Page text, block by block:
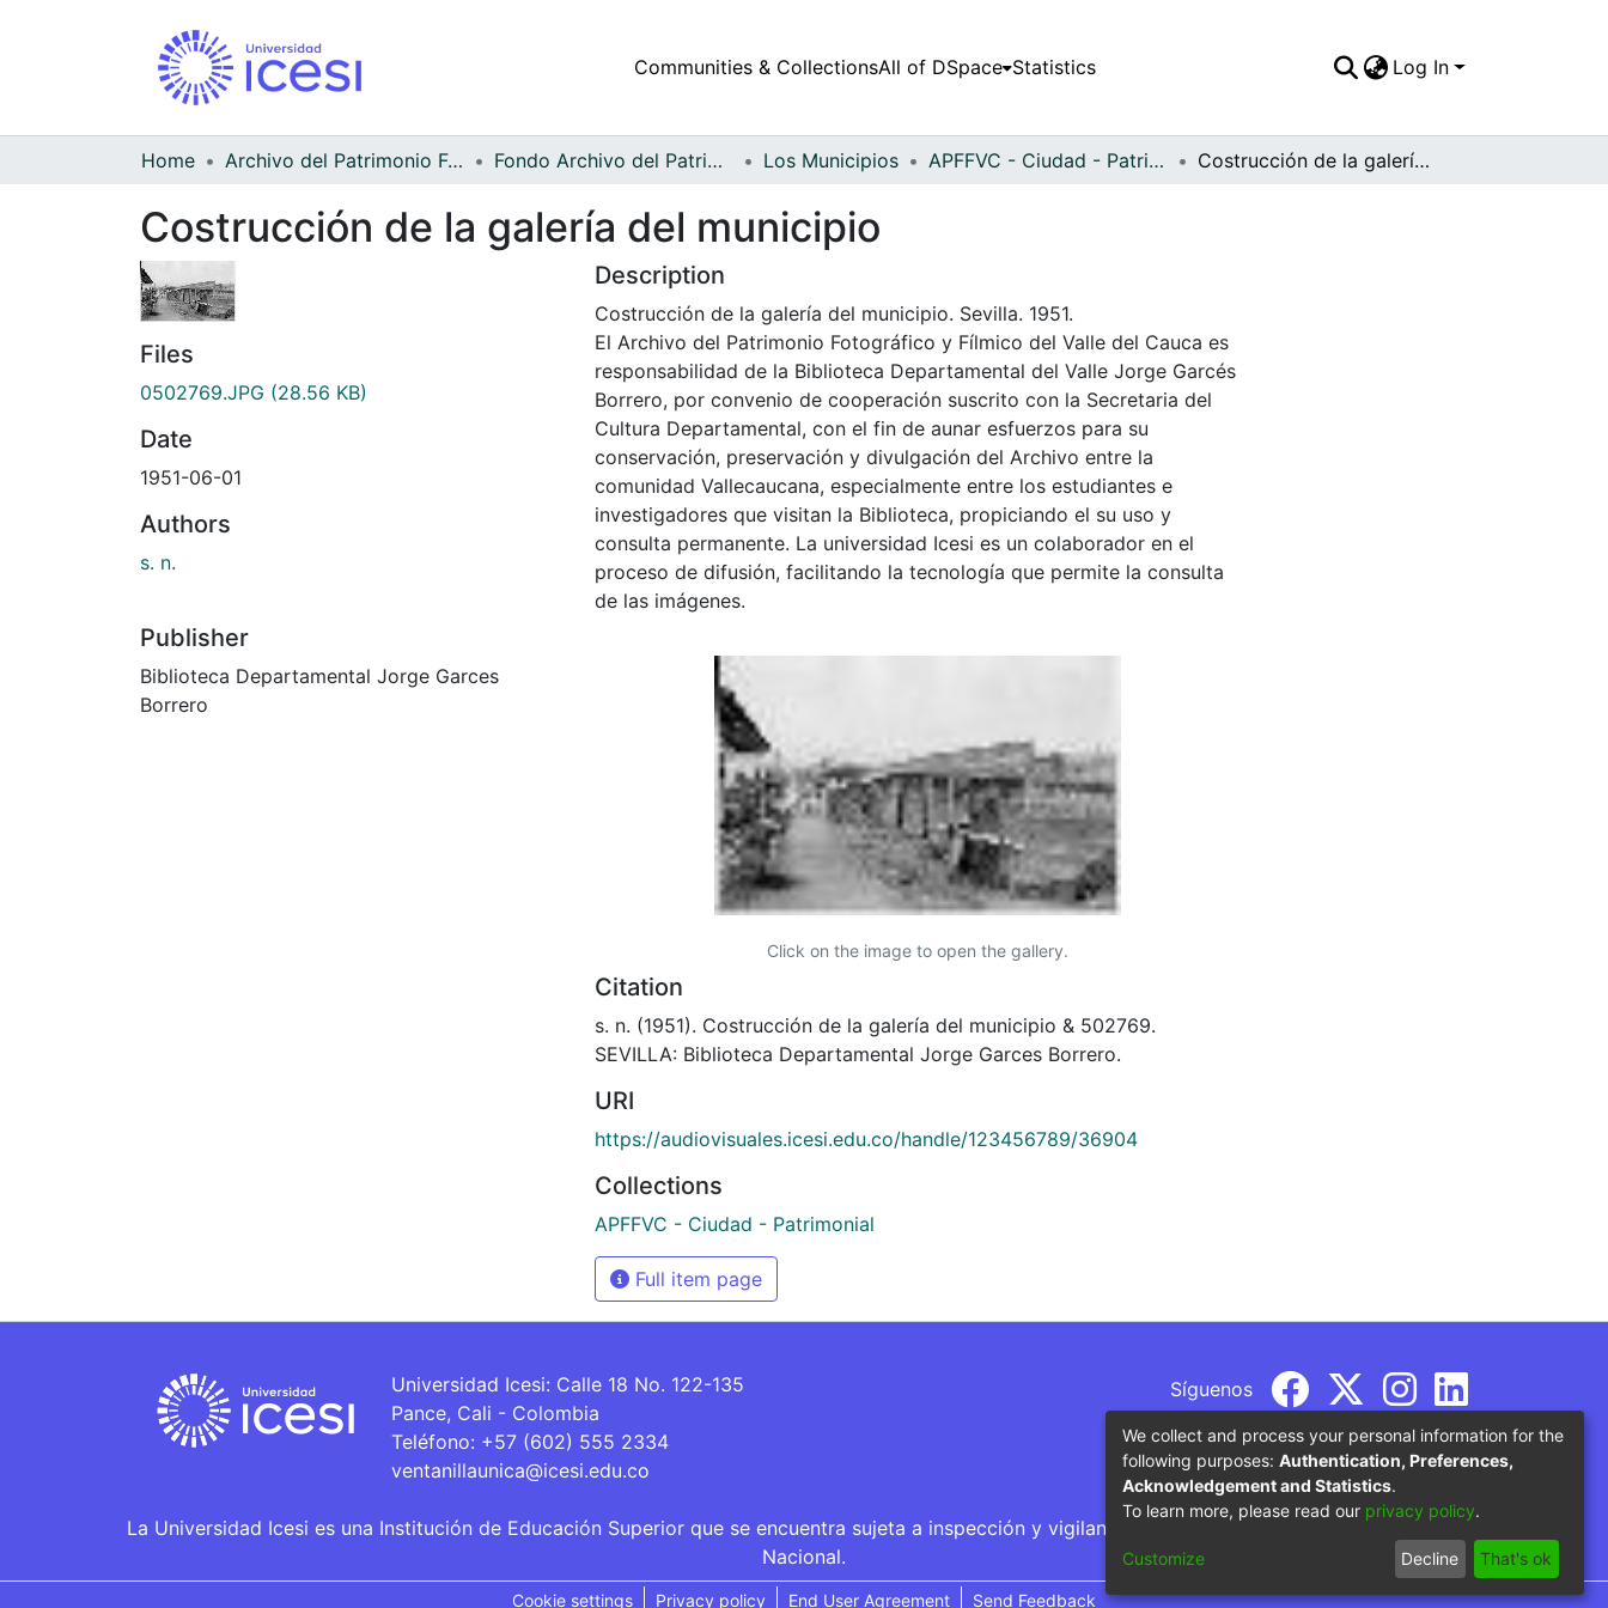
Communities & CollectionsAll of DSpace Statistics Log In
Home Archivo del Patrimonio Fotográfico y Fílmico del Valle del Cauca Fondo Archivo del Patrimonio Fotográfico y Fílmico del Valle del Cauca Los Municipios APFFVC - Ciudad - Patrimonial Costrucción de la galería del municipio
Costrucción de la galería del municipio
Files
0502769.JPG (28.56 KB)
Date
1951-06-01
Authors
s. n.
Publisher
Biblioteca Departamental Jorge Garces
Borrero
Description
Costrucción de la galería del municipio. Sevilla. 1951.
El Archivo del Patrimonio Fotográfico y Fílmico del Valle del Cauca es
responsabilidad de la Biblioteca Departamental del Valle Jorge Garcés
Borrero, por convenio de cooperación suscrito con la Secretaria del
Cultura Departamental, con el fin de aunar esfuerzos para su
conservación, preservación y divulgación del Archivo entre la
comunidad Vallecaucana, especialmente entre los estudiantes e
investigadores que visitan la Biblioteca, propiciando el su uso y
consulta permanente. La universidad Icesi es un colaborador en el
proceso de difusión, facilitando la tecnología que permite la consulta
de las imágenes.
Click on the image to open the gallery.
Citation
s. n. (1951). Costrucción de la galería del municipio & 502769.
SEVILLA: Biblioteca Departamental Jorge Garces Borrero.
URI
https://audiovisuales.icesi.edu.co/handle/123456789/36904
Collections
APFFVC - Ciudad - Patrimonial
Full item page
Universidad Icesi: Calle 18 No. 122-135
Pance, Cali - Colombia
Teléfono: +57 (602) 555 2334
ventanillaunica@icesi.edu.co
Síguenos
La Universidad Icesi es una Institución de Educación Superior que se encuentra sujeta a inspección y vigilancia por parte del Ministerio de Educación
Nacional.
Cookie settings Privacy policy End User Agreement Send Feedback
We collect and process your personal information for the
following purposes: Authentication, Preferences,
Acknowledgement and Statistics.
To learn more, please read our privacy policy.
Customize Decline That's ok